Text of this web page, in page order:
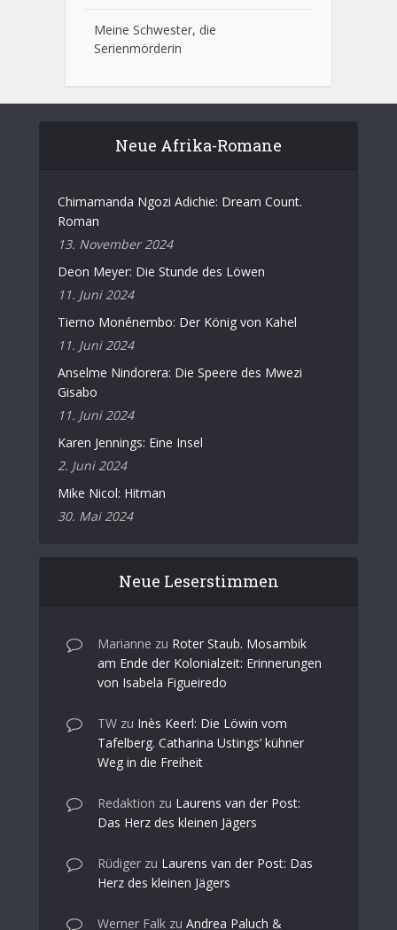
Meine Schwester, die
Serienmörderin
Neue Afrika-Romane
Chimamanda Ngozi Adichie: Dream Count.
Roman
13. November 2024
Deon Meyer: Die Stunde des Löwen
11. Juni 2024
Tierno Monénembo: Der König von Kahel
11. Juni 2024
Anselme Nindorera: Die Speere des Mwezi
Gisabo
11. Juni 2024
Karen Jennings: Eine Insel
2. Juni 2024
Mike Nicol: Hitman
30. Mai 2024
Neue Leserstimmen
Marianne zu Roter Staub. Mosambik
am Ende der Kolonialzeit: Erinnerungen
von Isabela Figueiredo
TW zu Inès Keerl: Die Löwin vom
Tafelberg. Catharina Ustings’ kühner
Weg in die Freiheit
Redaktion zu Laurens van der Post:
Das Herz des kleinen Jägers
Rüdiger zu Laurens van der Post: Das
Herz des kleinen Jägers
Werner Falk zu Andrea Paluch &